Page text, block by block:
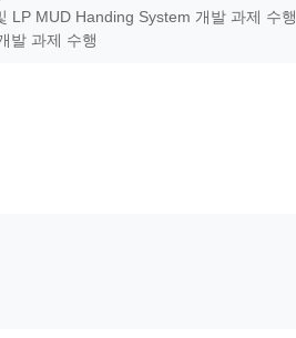
LP MUD Handing System 개발 과제 수행
발 과제 수행